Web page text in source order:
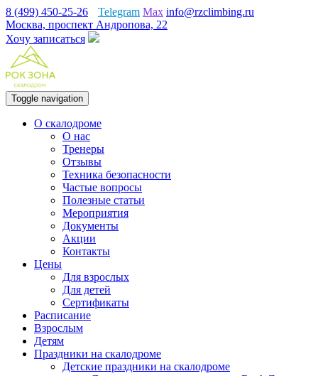
8 (499) 450-25-26 Telegram Max info@rzclimbing.ru
Москва, проспект Андропова, 22
Хочу записаться
Toggle navigation
О скалодроме
О нас
Тренеры
Отзывы
Техника безопасности
Частые вопросы
Полезные статьи
Мероприятия
Документы
Акции
Контакты
Цены
Для взрослых
Для детей
Сертификаты
Расписание
Взрослым
Детям
Праздники на скалодроме
Детские праздники на скалодроме